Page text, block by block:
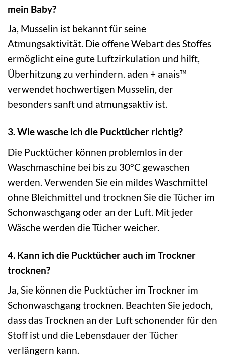
mein Baby?
Ja, Musselin ist bekannt für seine
Atmungsaktivität. Die offene Webart des Stoffes
ermöglicht eine gute Luftzirkulation und hilft,
Überhitzung zu verhindern. aden + anais™
verwendet hochwertigen Musselin, der
besonders sanft und atmungsaktiv ist.
3. Wie wasche ich die Pucktücher richtig?
Die Pucktücher können problemlos in der
Waschmaschine bei bis zu 30°C gewaschen
werden. Verwenden Sie ein mildes Waschmittel
ohne Bleichmittel und trocknen Sie die Tücher im
Schonwaschgang oder an der Luft. Mit jeder
Wäsche werden die Tücher weicher.
4. Kann ich die Pucktücher auch im Trockner
trocknen?
Ja, Sie können die Pucktücher im Trockner im
Schonwaschgang trocknen. Beachten Sie jedoch,
dass das Trocknen an der Luft schonender für den
Stoff ist und die Lebensdauer der Tücher
verlängern kann.